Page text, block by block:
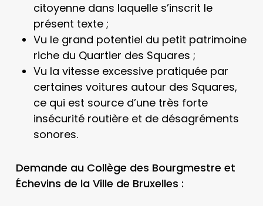
citoyenne dans laquelle s’inscrit le
présent texte ;
Vu le grand potentiel du petit patrimoine
riche du Quartier des Squares ;
Vu la vitesse excessive pratiquée par
certaines voitures autour des Squares,
ce qui est source d’une très forte
insécurité routière et de désagréments
sonores.
Demande au Collège des Bourgmestre et
Échevins de la Ville de Bruxelles :